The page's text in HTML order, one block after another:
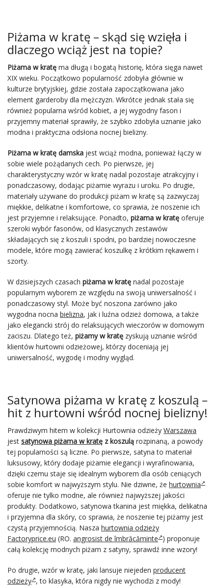
Piżama w kratę – skąd się wzięła i
dlaczego wciąż jest na topie?
Piżama w kratę ma długą i bogatą historię, która sięga nawet
XIX wieku. Początkowo popularność zdobyła głównie w
kulturze brytyjskiej, gdzie została zapoczątkowana jako
element garderoby dla mężczyzn. Wkrótce jednak stała się
również popularna wśród kobiet, a jej wygodny fason i
przyjemny materiał sprawiły, że szybko zdobyła uznanie jako
modna i praktyczna odsłona nocnej bielizny.
Piżama w kratę damska jest wciąż modna, ponieważ łączy w
sobie wiele pożądanych cech. Po pierwsze, jej
charakterystyczny wzór w kratę nadal pozostaje atrakcyjny i
ponadczasowy, dodając piżamie wyrazu i uroku. Po drugie,
materiały używane do produkcji piżam w kratę są zazwyczaj
miękkie, delikatne i komfortowe, co sprawia, że noszenie ich
jest przyjemne i relaksujące. Ponadto, piżama w kratę oferuje
szeroki wybór fasonów, od klasycznych zestawów
składających się z koszuli i spodni, po bardziej nowoczesne
modele, które mogą zawierać koszulkę z krótkim rękawem i
szorty.
W dzisiejszych czasach piżama w kratę nadal pozostaje
popularnym wyborem ze względu na swoją uniwersalność i
ponadczasowy styl. Może być noszona zarówno jako
wygodna nocna bielizna, jak i luźna odzież domowa, a także
jako elegancki strój do relaksujących wieczorów w domowym
zaciszu. Dlatego też, piżamy w kratę zyskują uznanie wśród
klientów hurtowni odzieżowej, którzy doceniają jej
uniwersalność, wygodę i modny wygląd.
Satynowa piżama w kratę z koszulą –
hit z hurtowni wśród nocnej bielizny!
Prawdziwym hitem w kolekcji Hurtownia odzieży Warszawa
jest satynowa piżama w kratę z koszulą rozpinaną, a powody
tej popularności są liczne. Po pierwsze, satyna to materiał
luksusowy, który dodaje piżamie elegancji i wyrafinowania,
dzięki czemu staje się idealnym wyborem dla osób ceniących
sobie komfort w najwyższym stylu. Nie dziwne, że hurtownia
oferuje nie tylko modne, ale również najwyższej jakości
produkty. Dodatkowo, satynowa tkanina jest miękka, delikatna
i przyjemna dla skóry, co sprawia, że noszenie tej piżamy jest
czystą przyjemnością. Nasza hurtownia odzieży
Factoryprice.eu (RO. angrosist de îmbrăcăminte ) proponuje
całą kolekcję modnych piżam z satyny, sprawdź inne wzory!
Po drugie, wzór w kratę, jaki lansuje niejeden producent
odzieży , to klasyka, która nigdy nie wychodzi z mody!